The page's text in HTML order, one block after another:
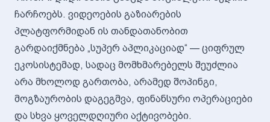
ჩარჩოებს. ვიდეოების გაზიარების
პლატფორმიდან ის თანდათანობით
გარდაიქმნება „სუპერ აპლიკაციად“ — ციფრულ
ეკოსისტემად, სადაც მომხმარებელს შეუძლია
არა მხოლოდ გართობა, არამედ შოპინგი,
მოგზაურობის დაგეგმვა, ფინანსური ოპერაციები
და სხვა ყოველდღიური აქტივობები.